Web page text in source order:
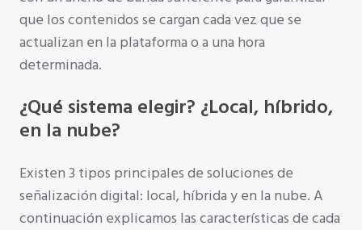
que los contenidos se cargan cada vez que se
actualizan en la plataforma o a una hora
determinada.
¿Qué sistema elegir? ¿Local, híbrido,
en la nube?
Existen 3 tipos principales de soluciones de
señalización digital: local, híbrida y en la nube. A
continuación explicamos las características de cada